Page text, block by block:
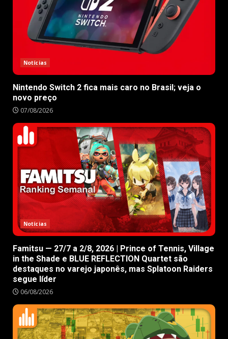
Notícias
Nintendo Switch 2 fica mais caro no Brasil; veja o
novo preço
07/08/2026
Notícias
Famitsu — 27/7 a 2/8, 2026 | Prince of Tennis, Village
in the Shade e BLUE REFLECTION Quartet são
destaques no varejo japonês, mas Splatoon Raiders
segue líder
06/08/2026